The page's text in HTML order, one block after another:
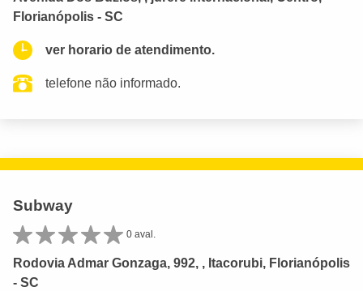
Florianópolis - SC
ver horario de atendimento.
telefone não informado.
Subway
0 aval.
Rodovia Admar Gonzaga, 992, , Itacorubi, Florianópolis
- SC